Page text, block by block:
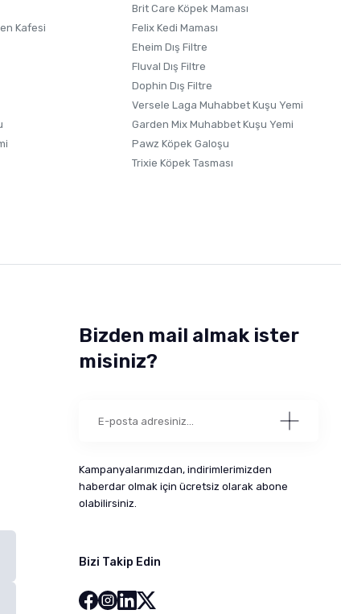
Kafesi
Brit Care Köpek Maması
Felix Kedi Maması
Eheim Dış Filtre
Fluval Dış Filtre
Dophin Dış Filtre
Versele Laga Muhabbet Kuşu Yemi
Garden Mix Muhabbet Kuşu Yemi
Pawz Köpek Galoşu
Trixie Köpek Tasması
Bizden mail almak ister
misiniz?
Kampanyalarımızdan, indirimlerimizden
haberdar olmak için ücretsiz olarak abone
olabilirsiniz.
Bizi Takip Edin